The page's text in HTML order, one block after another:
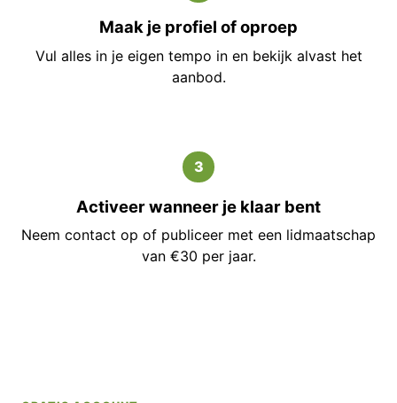
Maak je profiel of oproep
Vul alles in je eigen tempo in en bekijk alvast het
aanbod.
3
Activeer wanneer je klaar bent
Neem contact op of publiceer met een lidmaatschap
van €30 per jaar.